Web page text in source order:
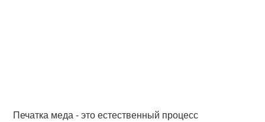
Печатка меда - это естественный процесс